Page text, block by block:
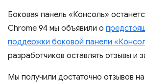
Боковая панель «Консоль»
Chrome 94 мы объявили о
поддержки боковой панели
разработчиков оставлять отзывы и
Мы получили достаточно отзывов